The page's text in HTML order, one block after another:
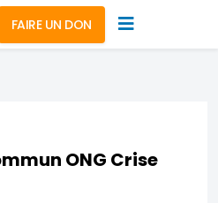
FAIRE UN DON
ONG Crise